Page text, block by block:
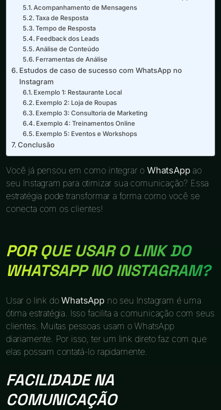
Acompanhamento de Mensagens
Taxa de Resposta
Tempo de Resposta
Feedback dos Leads
Análise de Conteúdo
Ferramentas de Análise
Estudos de caso de sucesso com WhatsApp no
Instagram
Exemplo 1: Restaurante Local
Exemplo 2: Loja de Roupas
Exemplo 3: Consultoria de Marketing
Exemplo 4: Treinamentos Online
Exemplo 5: Eventos e Workshops
Conclusão
Você já pensou em como integrar o WhatsApp ao
seu Instagram para otimizar sua comunicação? Essa
estratégia pode transformar a forma como você se
conecta com os clientes!
POR QUE USAR O LINK DO
WHATSAPP NO INSTAGRAM?
Usar o link doWhatsApp no seu Instagram é uma
ótima estratégia. Isso facilita a comunicação com seus
clientes. Muitas pessoas usam o WhatsApp
diariamente. Por isso, ter um link direto faz com que
elas possam contatá-lo rapidamente.
FACILIDADE NA
COMUNICAÇÃO